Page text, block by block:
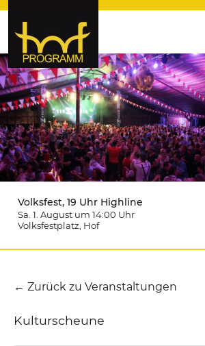
hof-programm – das
Veranstaltungsportal für
Hochfranken
Volksfest, 19 Uhr Highline
Sa. 1. August um 14:00 Uhr
Volksfestplatz , Hof
← Zurück zu Veranstaltungen
Kulturscheune